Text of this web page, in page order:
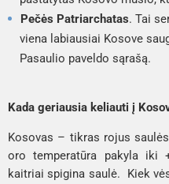
Pečės Patriarchatas. Tai
viena labiausiai Kosove
Pasaulio paveldo sąrašą.
Kada geriausia keliauti į
Kosovas – tikras rojus
oro temperatūra pakyla iki
kaitriai spigina saulė. Kiek